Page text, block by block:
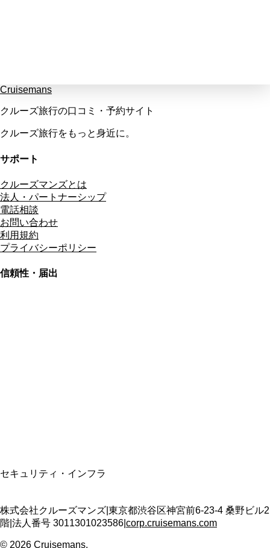
Cruisemans
クルーズ旅行の口コミ・予約サイト
クルーズ旅行をもっと身近に。
サポート
クルーズマンズとは
法人・パートナーシップ
電話相談
お問い合わせ
利用規約
プライバシーポリシー
信頼性・届出
セキュリティ・インフラ
株式会社クルーズマンズ 東京都渋谷区神宮前6-23-4 桑野ビル2
階 法人番号 3011301023586 corp.cruisemans.com
© 2026 Cruisemans.